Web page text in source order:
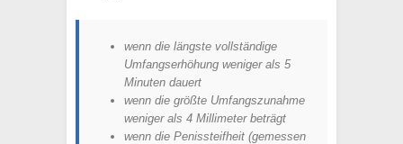
wenn die längste vollständige
Umfangserhöhung weniger als 5
Minuten dauert
wenn die größte Umfangszunahme
weniger als 4 Millimeter beträgt
wenn die Penissteifheit (gemessen